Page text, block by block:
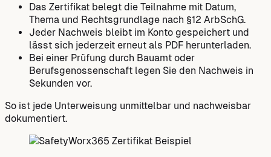
Das Zertifikat belegt die Teilnahme mit Datum,
Thema und Rechtsgrundlage nach §12 ArbSchG.
Jeder Nachweis bleibt im Konto gespeichert und
lässt sich jederzeit erneut als PDF herunterladen.
Bei einer Prüfung durch Bauamt oder
Berufsgenossenschaft legen Sie den Nachweis in
Sekunden vor.
So ist jede Unterweisung unmittelbar und nachweisbar
dokumentiert.